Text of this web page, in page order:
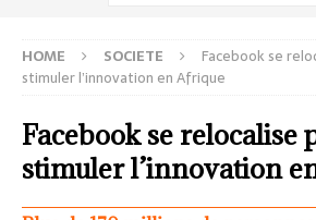
HOME SOCIETE
Facebook se
stimuler l’innovation en Afrique
Facebook se relocalise
stimuler l’innovation